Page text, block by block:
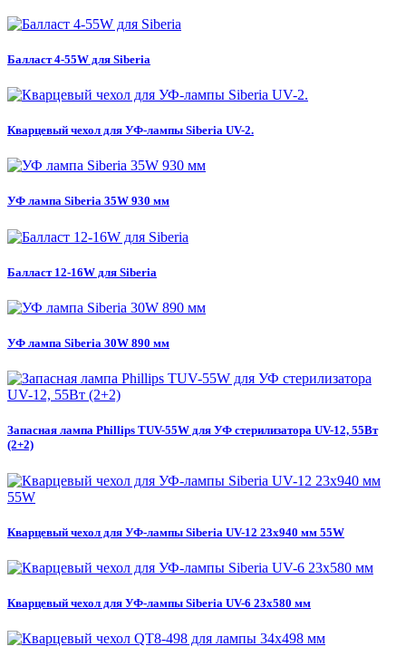
Балласт 4-55W для Siberia
Кварцевый чехол для УФ-лампы Siberia UV-2.
УФ лампа Siberia 35W 930 мм
Балласт 12-16W для Siberia
УФ лампа Siberia 30W 890 мм
Запасная лампа Phillips TUV-55W для УФ стерилизатора UV-12, 55Вт
(2+2)
Кварцевый чехол для УФ-лампы Siberia UV-12 23х940 мм 55W
Кварцевый чехол для УФ-лампы Siberia UV-6 23х580 мм